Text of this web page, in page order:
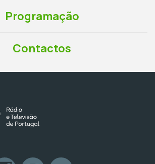
Programação
Contactos